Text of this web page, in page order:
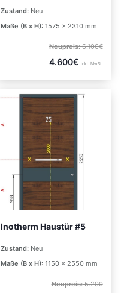
Zustand:Neu
Maße (B x H):1575 x 2310 mm
Neupreis:6.100€
4.600€ inkl. MwSt.
Inotherm Haustür #5
Zustand:Neu
Maße (B x H):1150 x 2550 mm
Neupreis:5.200